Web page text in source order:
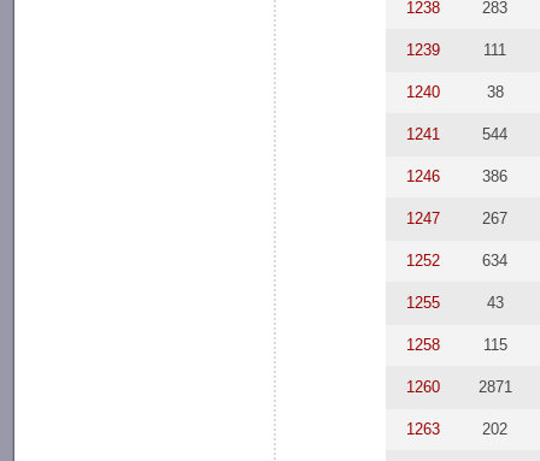
1238 283
1239 111
1240 38
1241 544
1246 386
1247 267
1252 634
1255 43
1258 115
1260 2871
1263 202